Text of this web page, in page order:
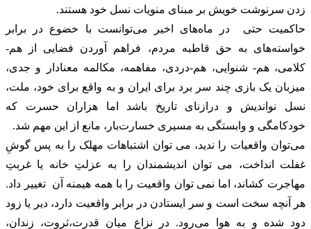
زدن سرنوشت خویش بر مبنای منویات نسل خود هستند.
‏‎حاکمیت حتی در ماه‌های اخیر می‌توانست با خضوع در برابر
خواسته‌های به حق قاطبه مردم، فراهم آوردن فضایی از هم-
کلامی، هم- شنوایی، هم-دردی، مفاهمه، مکالمه معنادار و جدی،
میزبان یک بازی چند سر برد برای ایران و به واقع برای خود، ملت،
نسل نواندیش و درازنای تاریخ باشد اما هزاران حسرت که
خودکامگی و وابستگی به مسیری خسارت‌بار، مانع از این مهم شد.
‏‎می‌توان واقعیات را ندید، می توان اشتباهات مهلک را به پس گوشِ
غفلت انداخت، می توان اندیشمندان را به عزلتِ خانه یا غربتِ
مهاجرت کشاند، اما نمی توان واقعیت را با همه هیمنه آن تغییر داد.
هر آنچه سخت است و سر ایستادن در برابر واقعیت دارد، دیر یا زود
دود شده و به هوا می‌رود. در نزاع میان قدرت،ثروت، زندان،